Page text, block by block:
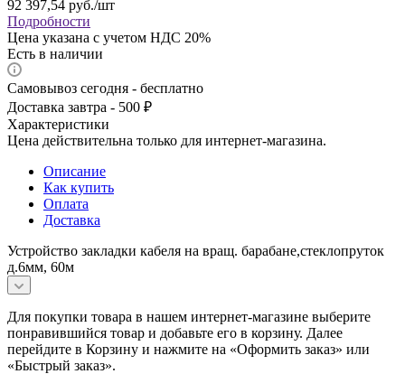
92 397,54 руб./шт
Подробности
Цена указана с учетом НДС 20%
Есть в наличии
Самовывоз сегодня - бесплатно
Доставка завтра - 500 ₽
Характеристики
Цена действительна только для интернет-магазина.
Описание
Как купить
Оплата
Доставка
Устройство закладки кабеля на вращ. барабане,стеклопруток
д.6мм, 60м
Для покупки товара в нашем интернет-магазине выберите
понравившийся товар и добавьте его в корзину. Далее
перейдите в Корзину и нажмите на «Оформить заказ» или
«Быстрый заказ».